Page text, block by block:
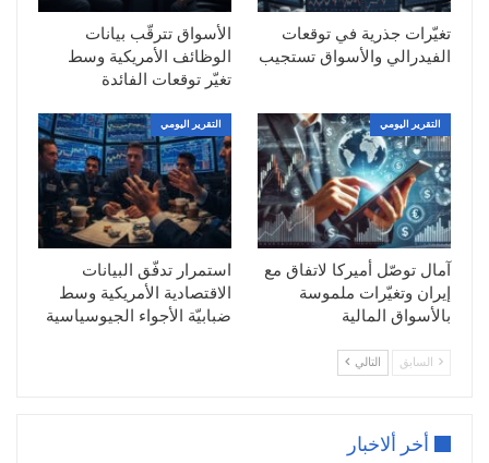
2002) ، و سلبيته السعر على مؤشر الستوكاستك
بتقاطع خطوطه لأسفل ،ولكن إيجابية الزوج على مؤشر
السار و إيجابيته على مؤشر الإي إم أيه ، و من إيجابيته
على مؤشر الفلات ترند ولذلك نرجح الإتجاه الصاعد
اليوم
السناريو المتوقع
كسر 1.3350 صعودا إلى 1.3380 ثم 1.3410
السناريو المعاكس
تغيّرات جذرية في توقعات
الفيدرالي والأسواق تستجيب
الأسواق تترقّب بيانات
الوظائف الأمريكية وسط
تغيّر توقعات الفائدة
التقرير اليومي
آمال توصّل أميركا لاتفاق مع
إيران وتغيّرات ملموسة
بالأسواق المالية
التقرير اليومي
استمرار تدفّق البيانات
الاقتصادية الأمريكية وسط
ضبابيّة الأجواء الجيوسياسية
السابق التالي
أخر ألاخبار